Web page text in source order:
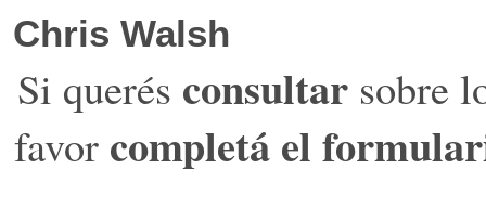
Chris Walsh
Si querés consultar sobre
favor completá el